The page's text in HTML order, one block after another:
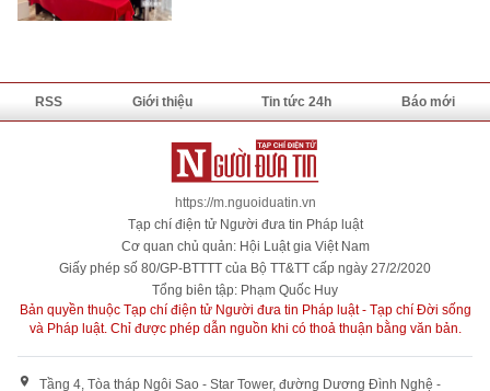
RSS Giới thiệu Tin tức 24h Báo mới
https://m.nguoiduatin.vn
Tạp chí điện tử Người đưa tin Pháp luật
Cơ quan chủ quản: Hội Luật gia Việt Nam
Giấy phép số 80/GP-BTTTT của Bộ TT&TT cấp ngày 27/2/2020
Tổng biên tập: Phạm Quốc Huy
Bản quyền thuộc Tạp chí điện tử Người đưa tin Pháp luật - Tạp chí Đời sống
và Pháp luật. Chỉ được phép dẫn nguồn khi có thoả thuận bằng văn bản.
Tầng 4, Tòa tháp Ngôi Sao - Star Tower, đường Dương Đình Nghệ -